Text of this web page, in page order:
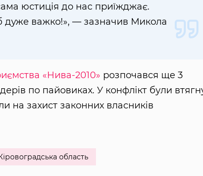
юстиція до нас приїжджає.
дуже важко!», — зазначив Микола
«Нива-2010» розпочався ще 3
по пайовиках. У конфлікт були
на захист законних власників
область